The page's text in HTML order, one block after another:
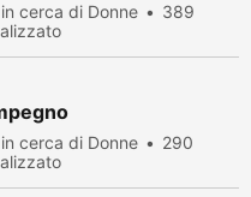
cerca di Donne
389
cerca di Donne
290